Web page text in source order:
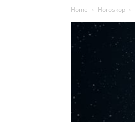
Home Horoskop